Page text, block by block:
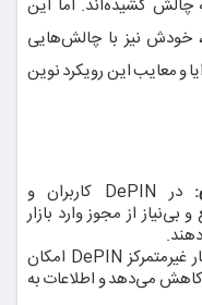
چالش کشیده‌اند. اما این
خودش نیز با چالش‌هایی
و معایب این رویکرد نوین
در DePIN کاربران و
بی‌نیاز از مجوز وارد بازار
ساختار غیرمتمرکز DePIN امکان
می‌دهد و اطلاعات به